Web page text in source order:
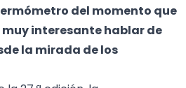
del momento que
interesante hablar de
la mirada de los